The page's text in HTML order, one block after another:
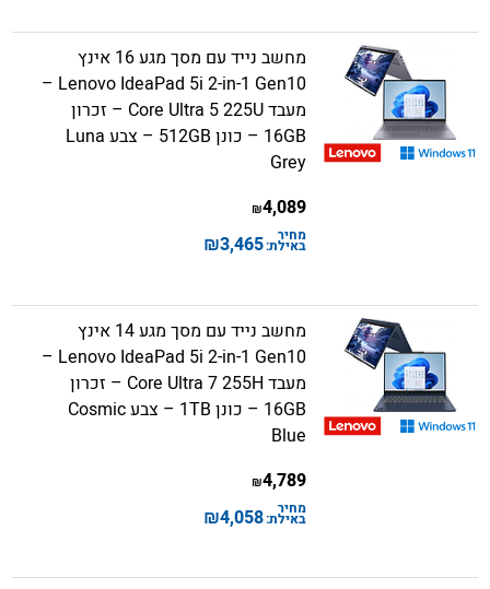
מחשב נייד עם מסך מגע 16 אינץ
Lenovo IdeaPad 5i 2-in-1 Gen10 –
מעבד Core Ultra 5 225U – זכרון
16GB – כונן 512GB – צבע Luna
Grey
4,089
₪
מחיר
באילת:3,465
₪
מחשב נייד עם מסך מגע 14 אינץ
Lenovo IdeaPad 5i 2-in-1 Gen10 –
מעבד Core Ultra 7 255H – זכרון
16GB – כונן 1TB – צבע Cosmic
Blue
4,789
₪
מחיר
באילת:4,058
₪